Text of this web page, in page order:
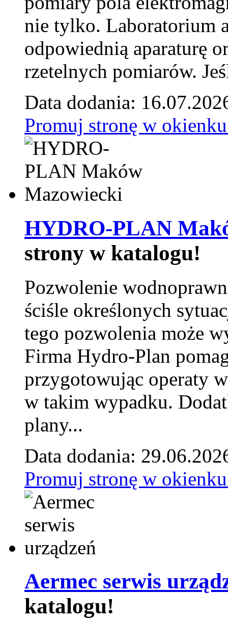
nie tylko. Laboratorium
odpowiednią aparaturę
rzetelnych pomiarów.
Data dodania:
Promuj stronę w
HYDRO-PLAN
strony w katalogu!
Pozwolenie
ściśle określonych
tego pozwolenia może
Firma Hydro-Plan
przygotowując operaty
w takim wypadku.
plany...
Data dodania:
Promuj stronę w
Aermec serwis
katalogu!